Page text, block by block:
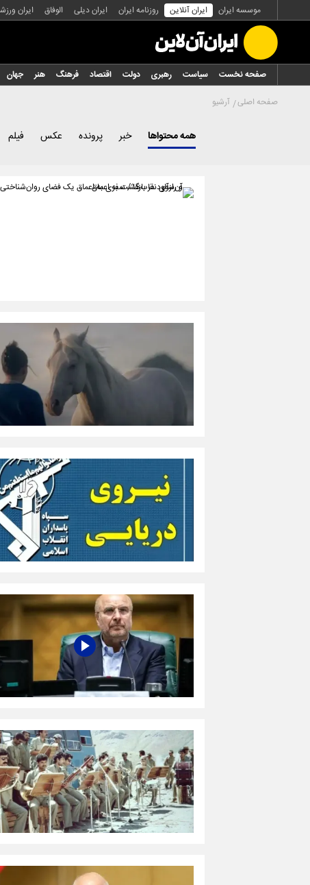
موسسه ایران ایران آنلاین روزنامه ایران ایران دیلی الوفاق ایران
صفحه نخست سیاست رهبری دولت اقتصاد فرهنگ هنر جهان
صفحه اصلی آرشیو
همه محتواها خبر پرونده عکس فیلم